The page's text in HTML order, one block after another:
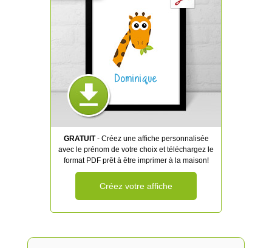
Dominique
GRATUIT- Créez une affiche personnalisée
avec le prénom de votre choix et téléchargez le
format PDF prêt à être imprimer à la maison!
Créez votre affiche